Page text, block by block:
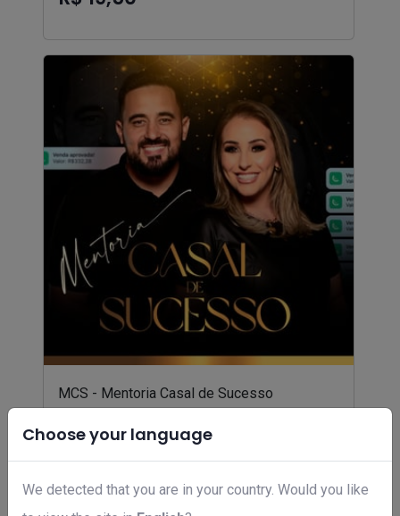
Choose your language
We detected that you are in your country. Would you like
MCS - Mentoria Casal de Sucesso
R$ 497,00